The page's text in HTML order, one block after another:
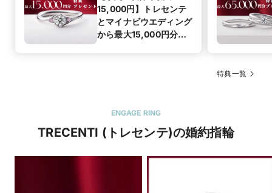
15,000円】トレセンテ
とマイナビウエディング
から最大15,000円分の
特典一覧
ENGAGE RING
TRECENTI (トレセンテ)の婚約指輪